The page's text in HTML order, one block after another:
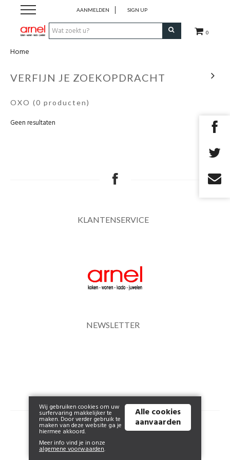
0
AANMELDEN SIGN UP
Koken
Tafel
Home
VERFIJN JE ZOEKOPDRACHT
OXO (0 producten)
Geen resultaten
KLANTENSERVICE
NEWSLETTER
© 2026 www.arnel.be | Powered byTilroy.
Wij gebruiken cookies om uw
surfervaring makkelijker te
maken. Door verder gebruik te
maken van deze website ga je
hiermee akkoord.
Meer info vind je in onze
algemene voorwaarden.
Alle cookies
aanvaarden